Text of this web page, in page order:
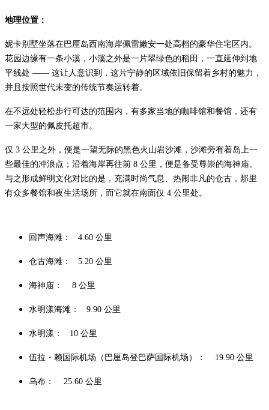
地理位置：
妮卡别墅坐落在巴厘岛西南海岸佩雷嫩安一处高档的豪华住宅区内。
花园边缘有一条小溪，小溪之外是一片翠绿色的稻田，一直延伸到地
平线处 —— 这让人意识到，这片宁静的区域依旧保留着乡村的魅力，
并且按照世代未变的传统节奏运转着。
在不远处轻松步行可达的范围内，有多家当地的咖啡馆和餐馆，还有
一家大型的佩皮托超市。
仅 3 公里之外，便是一望无际的黑色火山岩沙滩，沙滩旁有着岛上一
些最佳的冲浪点；沿着海岸再往前 8 公里，便是备受尊崇的海神庙。
与之形成鲜明文化对比的是，充满时尚气息、热闹非凡的仓古，那里
有众多餐馆和夜生活场所，而它就在南面仅 4 公里处。
回声海滩： 4.60 公里
仓古海滩： 5.20 公里
海神庙： 8 公里
水明漾海滩： 9.90 公里
水明漾： 10 公里
伍拉・赖国际机场（巴厘岛登巴萨国际机场）： 19.90 公里
乌布： 25.60 公里